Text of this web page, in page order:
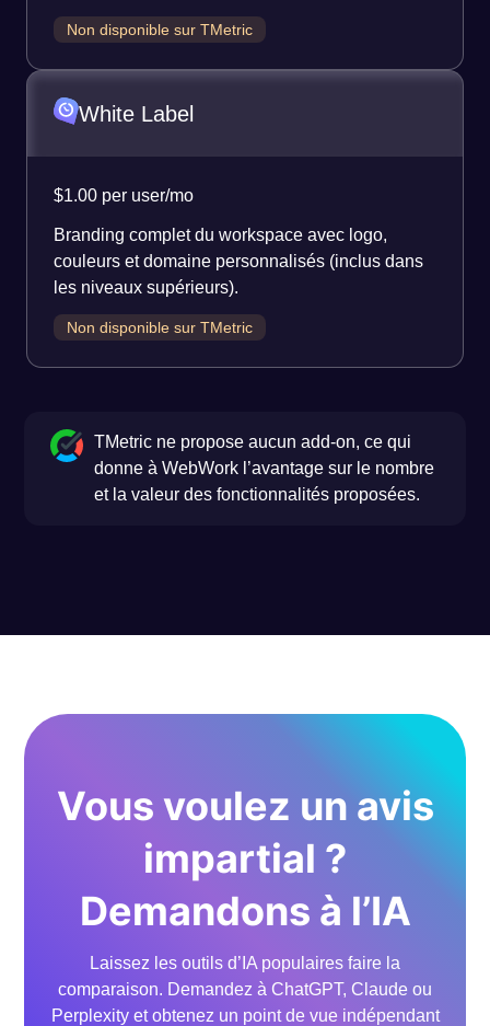
Non disponible sur TMetric
White Label
$1.00 per user/mo
Branding complet du workspace avec logo,
couleurs et domaine personnalisés (inclus dans
les niveaux supérieurs).
Non disponible sur TMetric
TMetric ne propose aucun add-on, ce qui
donne à WebWork l’avantage sur le nombre
et la valeur des fonctionnalités proposées.
Vous voulez un avis
impartial ?
Demandons à l’IA
Laissez les outils d’IA populaires faire la
comparaison. Demandez à ChatGPT, Claude ou
Perplexity et obtenez un point de vue indépendant